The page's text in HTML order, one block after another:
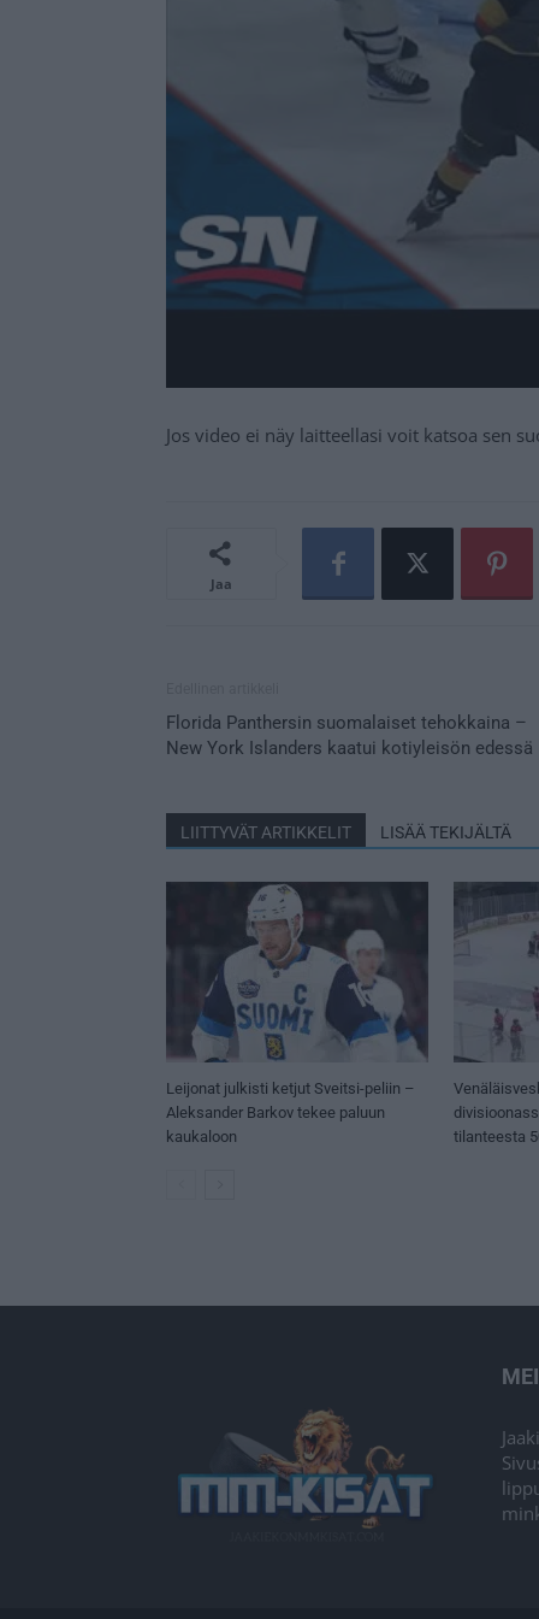
Jos video ei näy laitteellasi voit katsoa sen
Jaa
Florida Panthersin suomalaiset tehokkaina –
New York Islanders kaatui kotiyleisön edessä
LIITTYVÄT ARTIKKELIT LISÄÄ TEKIJÄLTÄ
Leijonat julkisti ketjut Sveitsi-peliin –
Aleksander Barkov tekee paluun
kaukaloon
tilanteesta